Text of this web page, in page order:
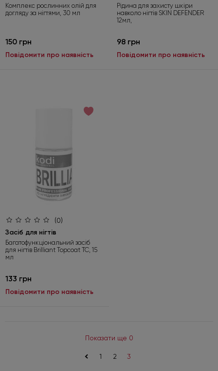
Комплекс рослинних олій для
догляду за нігтями, 30 мл
150 грн
Повідомити про наявність
Рідина для захисту шкіри
навколо нігтів SKIN DEFENDER
12мл,
98 грн
Повідомити про наявність
(0)
Засіб для нігтів
Багатофункціональний засіб
для нігтів Brilliant Topcoat TC, 15
мл
133 грн
Повідомити про наявність
Показати ще 0
< 1 2 3